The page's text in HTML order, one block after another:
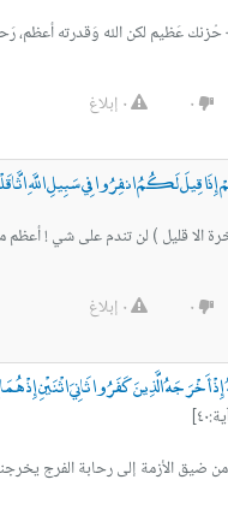
عَظيم لكن الله وَقدرته أعظم،
٠ ٠ إبلاغ
قِيلَ لَكُمُ انفِرُوا فِي سَبِيلِ اللَّهِ
الا قليل ) لن تندم على شي !
٠ ٠ إبلاغ
أَخْرَجَهُ الَّذِينَ كَفَرُوا ثَانِيَ اثْنَيْنِ إِذْ
من ضيق الأزمة إلى رحابة الفرج